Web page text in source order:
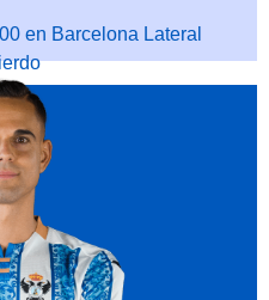
en Barcelona Lateral